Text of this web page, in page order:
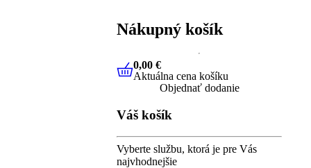
Nákupný košík
0,00 €Aktuálna cena košíku
0,00 €
Aktuálna cena košíku
Objednať dodanie
Váš košík
Vyberte službu, ktorá je pre Vás
najvhodnejšie